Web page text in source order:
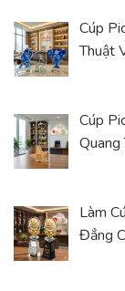
Cúp
Thuật
Cúp
Quang
Làm
Đẳng